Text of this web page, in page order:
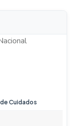
Cuidados